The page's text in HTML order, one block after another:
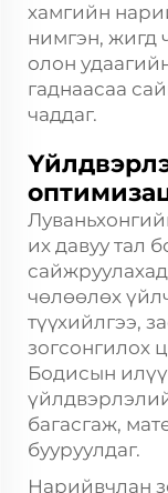
хамгийн
нимгэн, жигд
олон
гаднаасаа
чаддаг.
их давуу тал
чөлөөлөх
түүхийлгээ,
зогсонгилох
Бодисын илүү
багасгаж,
бууруулдаг.
Нарийвчлан